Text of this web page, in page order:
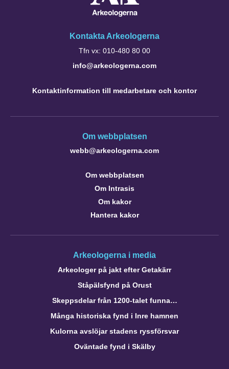
Kontakta Arkeologerna
Tfn vx: 010-480 80 00
info@arkeologerna.com
Kontaktinformation till medarbetare och kontor
Om webbplatsen
webb@arkeologerna.com
Om webbplatsen
Om Intrasis
Om kakor
Hantera kakor
Arkeologerna i media
Arkeologer på jakt efter Getakärr
Ståpälsfynd på Orust
Skeppsdelar från 1200-talet funna…
Många historiska fynd i Inre hamnen
Kulorna avslöjar stadens ryssförsvar
Oväntade fynd i Skälby